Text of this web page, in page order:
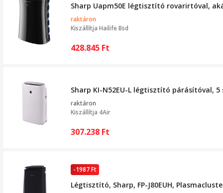
Sharp Uapm50E légtisztító rovarirtóval,
raktáron
Kiszállítja Hailife Bsd
428.845 Ft
Sharp KI-N52EU-L légtisztító párásítóval,
raktáron
Kiszállítja 4Air
307.238 Ft
-1987 Ft
Légtisztító, Sharp, FP-J80EUH,